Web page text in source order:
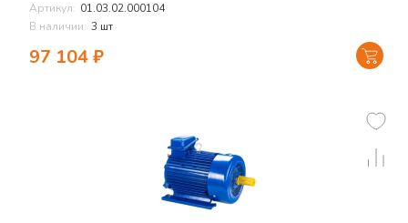
Артикул: 01.03.02.000104
В наличии: 3 шт
97 104₽